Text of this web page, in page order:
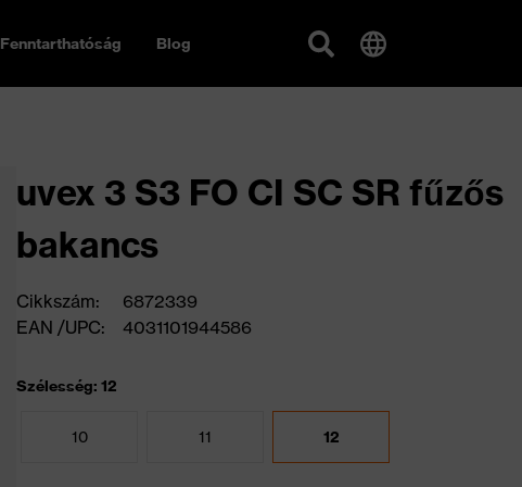
Fenntarthatóság Blog
uvex 3 S3 FO CI SC SR fűzős
bakancs
Cikkszám:
6872339
EAN /UPC:
4031101944586
Szélesség: 12
10 11 12